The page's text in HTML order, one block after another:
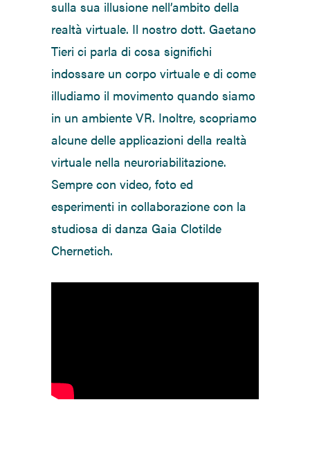
sulla sua illusione nell’ambito della
realtà virtuale. Il nostro dott. Gaetano
Tieri ci parla di cosa significhi
indossare un corpo virtuale e di come
illudiamo il movimento quando siamo
in un ambiente VR. Inoltre, scopriamo
alcune delle applicazioni della realtà
virtuale nella neuroriabilitazione.
Sempre con video, foto ed
esperimenti in collaborazione con la
studiosa di danza Gaia Clotilde
Chernetich.